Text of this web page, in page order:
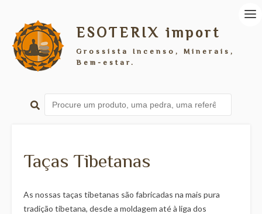
ESOTERIX import
Grossista Incenso, Minerais,
Bem-estar.
Taças Tibetanas
As nossas taças tibetanas são fabricadas na mais pura
tradição tibetana, desde a moldagem até à liga dos